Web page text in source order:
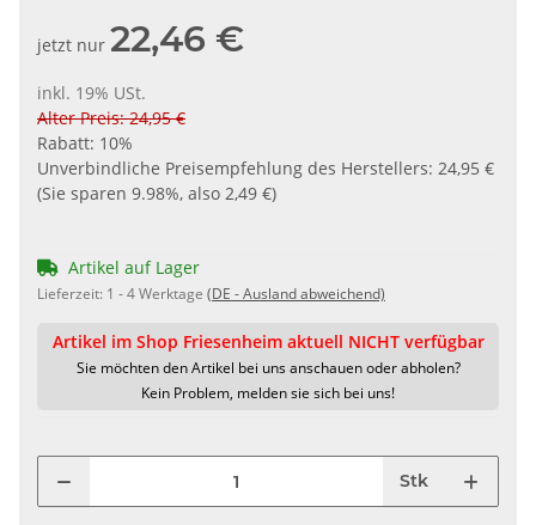
jetzt nur 22,46 €
inkl. 19% USt.
Alter Preis: 24,95 €
Rabatt: 10%
Unverbindliche Preisempfehlung des Herstellers: 24,95 €
(Sie sparen 9.98%, also 2,49 €)
Artikel auf Lager
Lieferzeit: 1 - 4 Werktage (DE - Ausland abweichend)
Artikel im Shop Friesenheim aktuell NICHT verfügbar
Sie möchten den Artikel bei uns anschauen oder abholen?
Kein Problem, melden sie sich bei uns!
Stk